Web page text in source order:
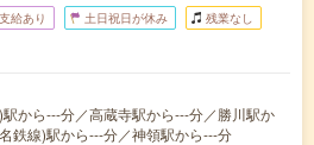
給あり 土日祝日が休み 残業なし
から---分／高蔵寺駅から---分／勝川駅か
鉄線)駅から---分／神領駅から---分